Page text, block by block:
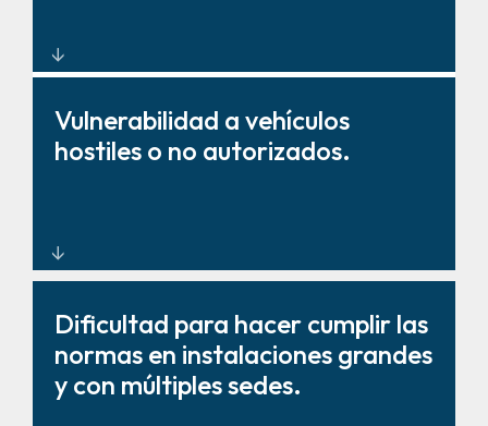
ANPR, cámaras y paneles de
control que proporcionan
Vulnerabilidad a vehículos
hostiles o no autorizados.
Barreras, bolardos y sistemas de
escaneo diseñados para una
protección de alta seguridad.
Dificultad para hacer cumplir las
normas en instalaciones grandes
y con múltiples sedes.